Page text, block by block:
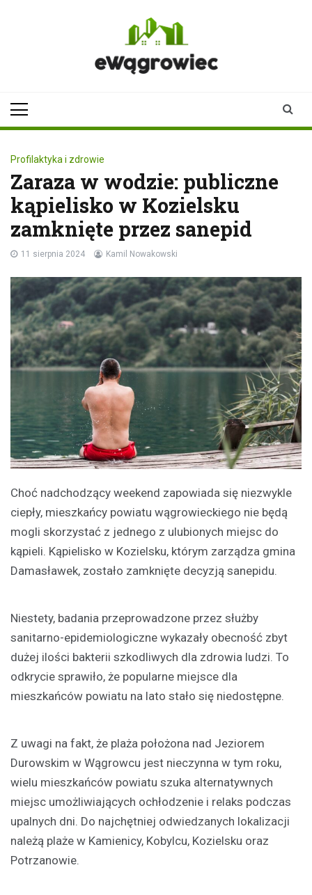
Profilaktyka i zdrowie
Zaraza w wodzie: publiczne
kąpielisko w Kozielsku
zamknięte przez sanepid
11 sierpnia 2024 Kamil Nowakowski
Choć nadchodzący weekend zapowiada się niezwykle
ciepły, mieszkańcy powiatu wągrowieckiego nie będą
mogli skorzystać z jednego z ulubionych miejsc do
kąpieli. Kąpielisko w Kozielsku, którym zarządza gmina
Damasławek, zostało zamknięte decyzją sanepidu.
Niestety, badania przeprowadzone przez służby
sanitarno-epidemiologiczne wykazały obecność zbyt
dużej ilości bakterii szkodliwych dla zdrowia ludzi. To
odkrycie sprawiło, że popularne miejsce dla
mieszkańców powiatu na lato stało się niedostępne.
Z uwagi na fakt, że plaża położona nad Jeziorem
Durowskim w Wągrowcu jest nieczynna w tym roku,
wielu mieszkańców powiatu szuka alternatywnych
miejsc umożliwiających ochłodzenie i relaks podczas
upalnych dni. Do najchętniej odwiedzanych lokalizacji
należą plaże w Kamienicy, Kobylcu, Kozielsku oraz
Potrzanowie.